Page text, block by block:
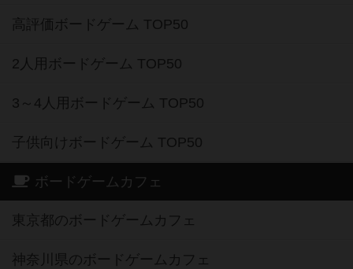
高評価ボードゲーム TOP50
2人用ボードゲーム TOP50
3～4人用ボードゲーム TOP50
子供向けボードゲーム TOP50
ボードゲームカフェ
東京都のボードゲームカフェ
神奈川県のボードゲームカフェ